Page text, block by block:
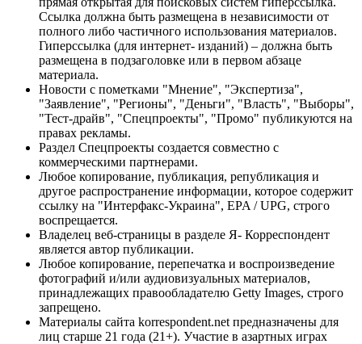
Ссылка должна быть размещена в независимости от
полного либо частичного использования материалов.
Гиперссылка (для интернет- изданий) – должна быть
размещена в подзаголовке или в первом абзаце
материала.
Новости с пометками "Мнение", "Экспертиза",
"Заявление", "Регионы", "Деньги", "Власть", "Выборы",
"Тест-драйв", "Спецпроекты", "Промо" публикуются на
правах рекламы.
Раздел Спецпроекты создается совместно с
коммерческими партнерами.
Любое копирование, публикация, републикация и
другое распространение информации, которое содержит
ссылку на "Интерфакс-Украина", EPA / UPG, строго
воспрещается.
Владелец веб-страницы в разделе Я- Корреспондент
является автор публикации.
Любое копирование, перепечатка и воспроизведение
фотографий и/или аудиовизуальных материалов,
принадлежащих правообладателю Getty Images, строго
запрещено.
Материалы сайта korrespondent.net предназначены для
лиц старше 21 года (21+). Участие в азартных играх